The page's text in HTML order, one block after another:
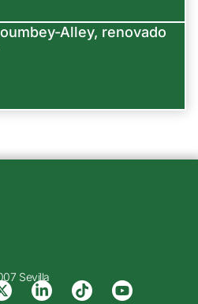
Alley, renovado
Sevilla
X
L
T
Y